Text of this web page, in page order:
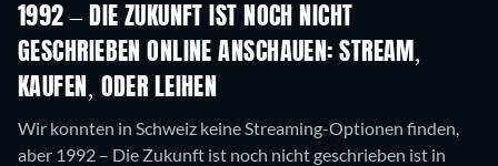
1992 – DIE ZUKUNFT IST NOCH NICHT
GESCHRIEBEN ONLINE ANSCHAUEN: STREAM,
KAUFEN, ODER LEIHEN
Wir konnten in Schweiz keine Streaming-Optionen finden,
aber 1992 – Die Zukunft ist noch nicht geschrieben ist in